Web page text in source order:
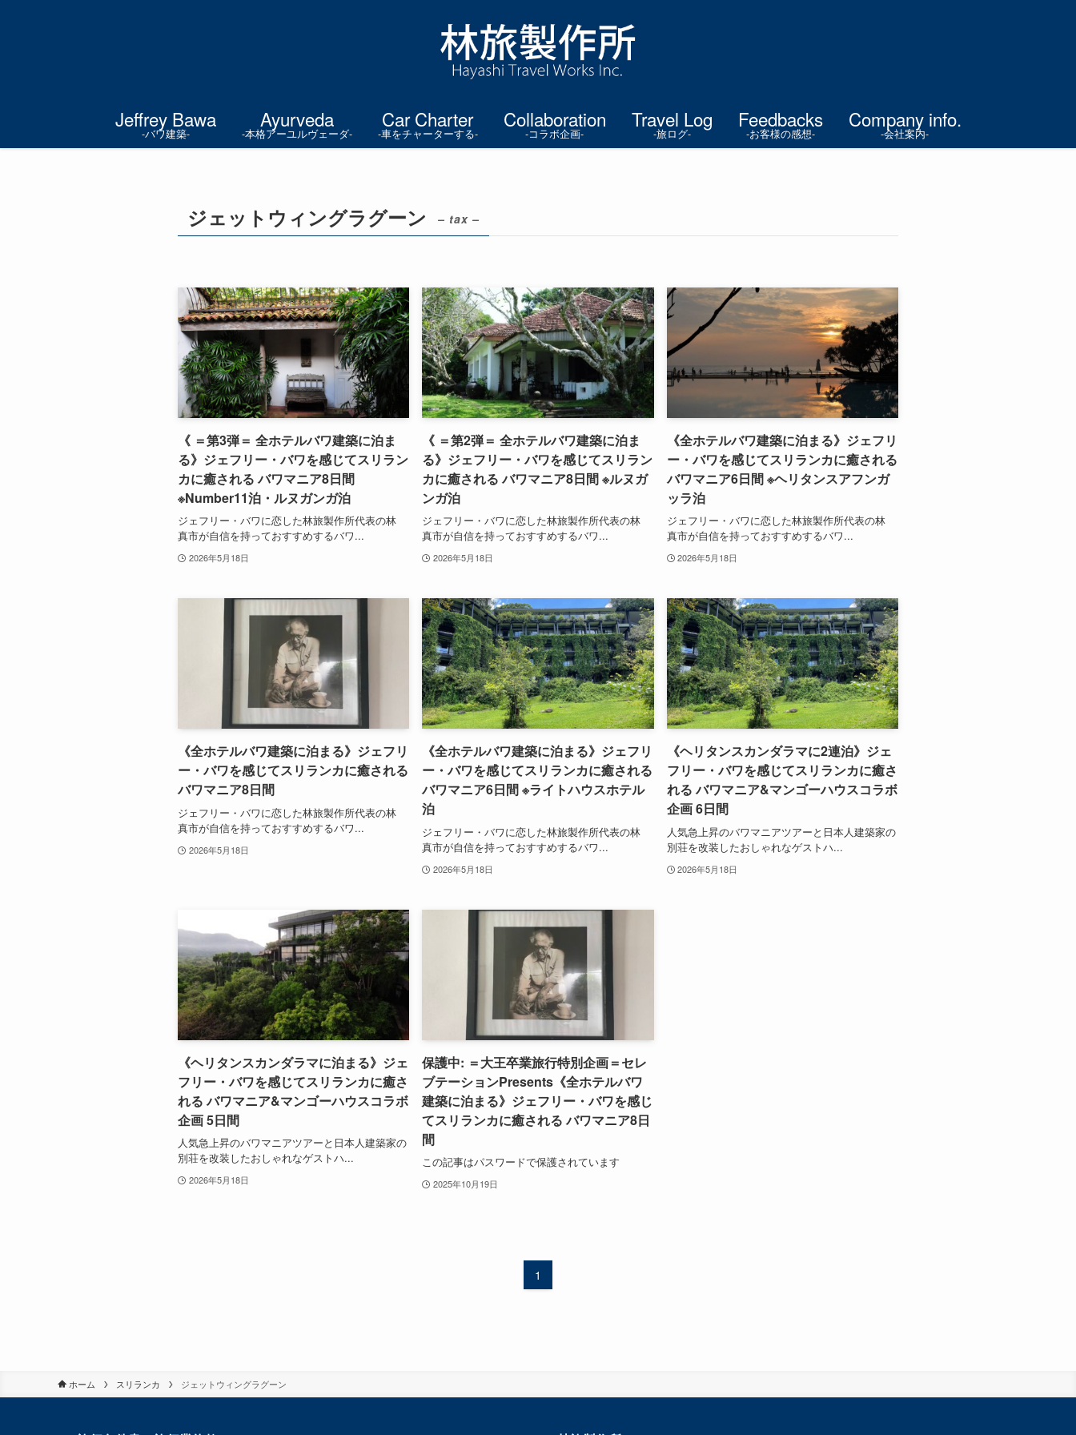
Jeffrey Bawa
-バワ建築-
Ayurveda
-本格アーユルヴェーダ-
Car Charter
-車をチャーターする-
Collaboration
-コラボ企画-
Travel Log
-旅ログ-
Feedbacks
-お客様の感想-
Company info.
-会社案内-
ジェットウィングラグーン – tax –
《 ＝第3弾＝ 全ホテルバワ建築に泊ま
る》ジェフリー・バワを感じてスリラン
カに癒される バワマニア8日間
※Number11泊・ルヌガンガ泊
ジェフリー・バワに恋した林旅製作所代表の林
真市が自信を持っておすすめするバワ...
2026年5月18日
《 ＝第2弾＝ 全ホテルバワ建築に泊ま
る》ジェフリー・バワを感じてスリラン
カに癒される バワマニア8日間 ※ルヌガ
ンガ泊
ジェフリー・バワに恋した林旅製作所代表の林
真市が自信を持っておすすめするバワ...
2026年5月18日
《全ホテルバワ建築に泊まる》ジェフリ
ー・バワを感じてスリランカに癒される
バワマニア6日間 ※ヘリタンスアフンガ
ッラ泊
ジェフリー・バワに恋した林旅製作所代表の林
真市が自信を持っておすすめするバワ...
2026年5月18日
《全ホテルバワ建築に泊まる》ジェフリ
ー・バワを感じてスリランカに癒される
バワマニア8日間
ジェフリー・バワに恋した林旅製作所代表の林
真市が自信を持っておすすめするバワ...
2026年5月18日
《全ホテルバワ建築に泊まる》ジェフリ
ー・バワを感じてスリランカに癒される
バワマニア6日間 ※ライトハウスホテル
泊
ジェフリー・バワに恋した林旅製作所代表の林
真市が自信を持っておすすめするバワ...
2026年5月18日
《ヘリタンスカンダラマに2連泊》ジェ
フリー・バワを感じてスリランカに癒さ
れる バワマニア&マンゴーハウスコラボ
企画 6日間
人気急上昇のバワマニアツアーと日本人建築家の
別荘を改装したおしゃれなゲストハ...
2026年5月18日
《ヘリタンスカンダラマに泊まる》ジェ
フリー・バワを感じてスリランカに癒さ
れる バワマニア&マンゴーハウスコラボ
企画 5日間
人気急上昇のバワマニアツアーと日本人建築家の
別荘を改装したおしゃれなゲストハ...
2026年5月18日
保護中: ＝大王卒業旅行特別企画＝セレ
ブテーションPresents《全ホテルバワ
建築に泊まる》ジェフリー・バワを感じ
てスリランカに癒される バワマニア8日
間
この記事はパスワードで保護されています
2025年10月19日
1
ホーム スリランカ ジェットウィングラグーン